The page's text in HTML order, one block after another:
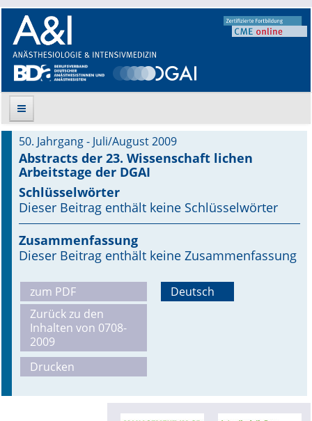
Suche
Aktuelle Ausgabe
Leitlinien
Archiv
Supplements OrphanAnesthesia
Online First
A&I English
Mediadaten
50. Jahrgang - Juli/August 2009
Abstracts der 23. Wissenschaft lichen
Arbeitstage der DGAI
Schlüsselwörter
Dieser Beitrag enthält keine Schlüsselwörter
Zusammenfassung
Dieser Beitrag enthält keine Zusammenfassung
zum PDF
Zurück zu den
Inhalten von 0708-
2009
Drucken
Deutsch